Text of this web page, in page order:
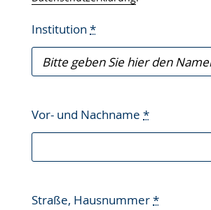
Institution *
Vor- und Nachname *
Straße, Hausnummer*